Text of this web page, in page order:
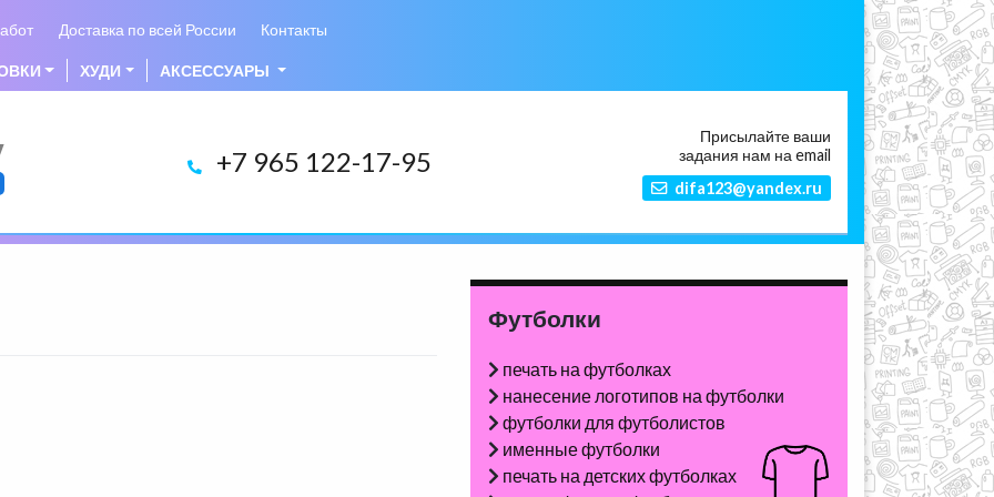
Доставка по всей России Контакты
ХУДИ АКСЕССУАРЫ
+7 965 122-17-95
Присылайте ваши
задания нам на email
difa123@yandex.ru
Футболки
печать на футболках
нанесение логотипов на футболки
футболки для футболистов
именные футболки
печать на детских футболках